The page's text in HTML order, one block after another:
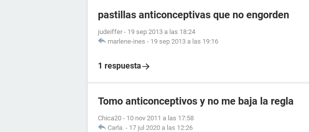
pastillas anticonceptivas que no engorden
judeiffer - 19 sep 2013 a las 18:24
marlene-ines - 19 sep 2013 a las 19:16
1 respuesta
Tomo anticonceptivos y no me baja la regla
Chica20 - 10 nov 2011 a las 17:58
Carla. - 17 jul 2020 a las 12:26